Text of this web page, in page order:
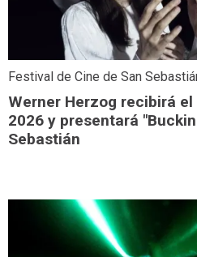
Festival de Cine de San
Werner Herzog recibirá
2026 y presentará
Sebastián